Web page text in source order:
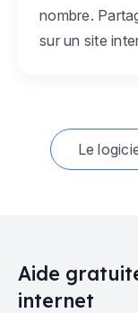
nombre.
sur un site
Le
Aide
internet